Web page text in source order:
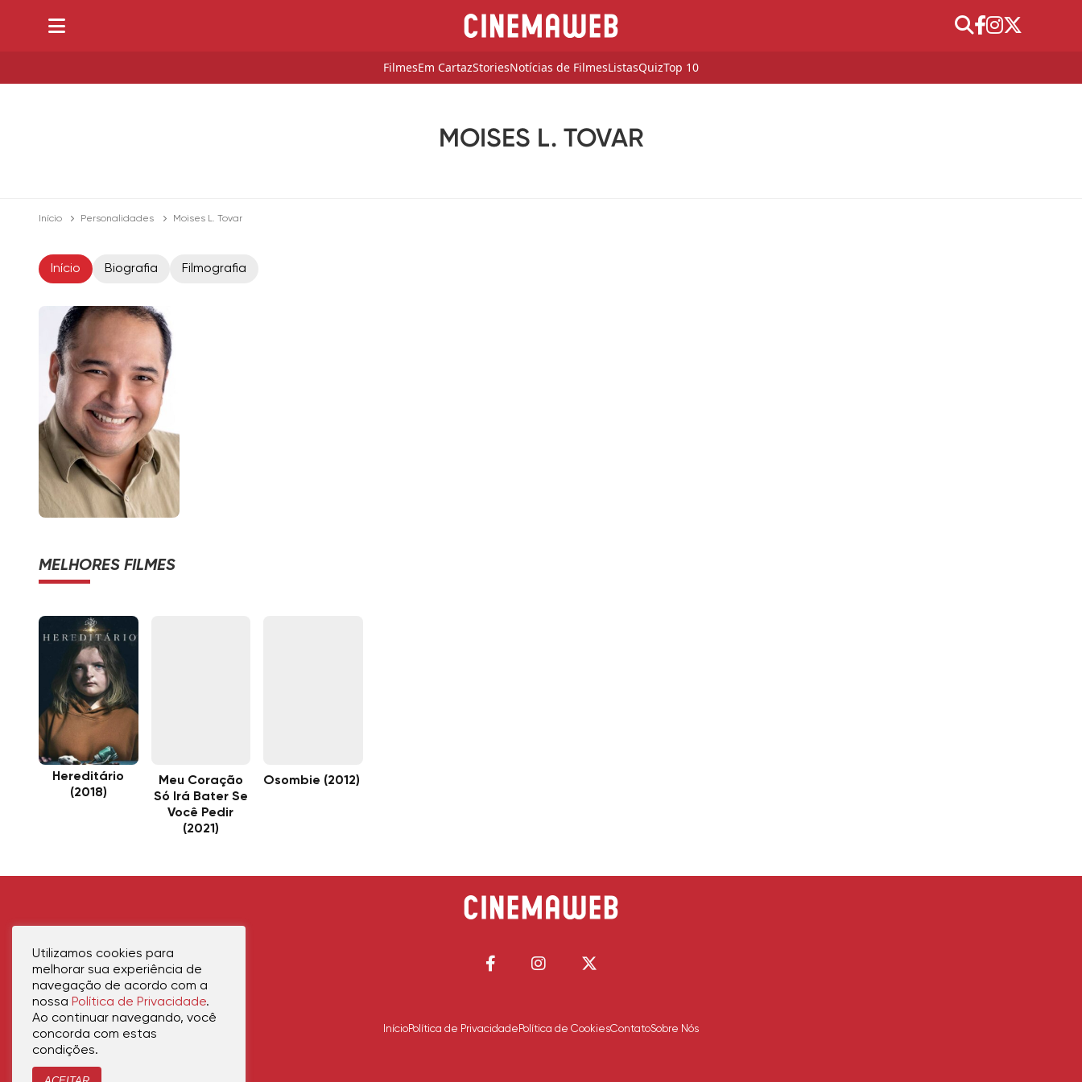
FilmesEm CartazStoriesNotícias de FilmesListasQuizTop 10
MOISES L. TOVAR
Início Personalidades Moises L. Tovar
Início Biografia Filmografia
MELHORES FILMES
Hereditário
(2018)
Meu Coração
Só Irá Bater Se
Você Pedir
(2021)
Osombie (2012)
InícioPolítica de Privacidade Política de CookiesContatoSobre Nós
Utilizamos cookies para
melhorar sua experiência de
navegação de acordo com a
nossa Política de Privacidade.
Ao continuar navegando, você
concorda com estas
condições.